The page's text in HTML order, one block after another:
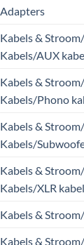
Adapters
Kabels &
Kabels/AUX
Kabels &
Kabels/Phono
Kabels &
Kabels/
Kabels &
Kabels/XLR
Kabels &
Kabels &